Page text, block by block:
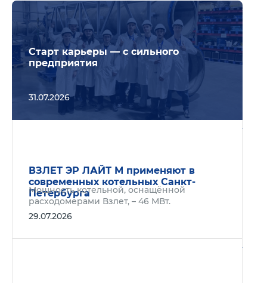
Старт карьеры — с сильного
предприятия
31.07.2026
ВЗЛЕТ ЭР ЛАЙТ М применяют в
современных котельных Санкт-
Петербурга
Мощность котельной, оснащённой
расходомерами Взлет, – 46 МВт.
29.07.2026